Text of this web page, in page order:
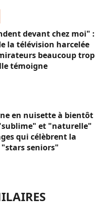
devant chez moi" :
la télévision harcelée
beaucoup trop
témoigne
en nuisette à bientôt
et "naturelle"
qui célèbrent la
"stars seniors"